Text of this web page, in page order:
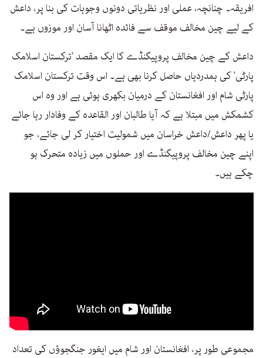
افریقہ۔ چنانچہ، عملی اور نظریاتی دونوں وجوہات کی بنا پر، داعش
کے لیے چین مخالف موقف سے فائدہ اٹھانا آسان اور موزوں ہے۔
داعش کے چین مخالف پروپیگنڈے کا ایک مقصد 'ترکستان اسلامک
پارٹی' کی ہمدردیاں حاصل کرنا بھی ہے۔ اس وقت ترکستان اسلامک
پارٹی شام اور افغانستان کے درمیان بکھری ہوئی ہے اور وہ اس
کشمکش میں مبتلا ہے کہ آیا طالبان اور القاعدہ کے وفادار رہا جائے
یا پھر داعش/داعش خراسان میں شمولیت اختیار کر لی جائے، جو
اپنے چین مخالف پروپیگنڈے اور حملوں میں زیادہ متحرک ہو
چکے ہیں۔
مجموعی طور پر، افغانستان اور شام میں ایغور جنگجوؤں کی تعداد